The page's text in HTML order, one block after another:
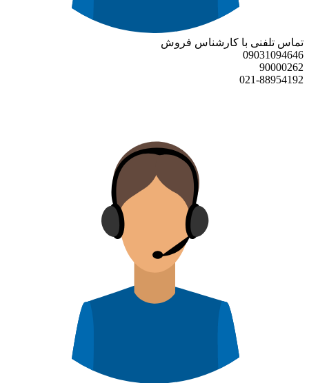
تماس تلفنی با کارشناس فروش
09031094646
90000262
021-88954192